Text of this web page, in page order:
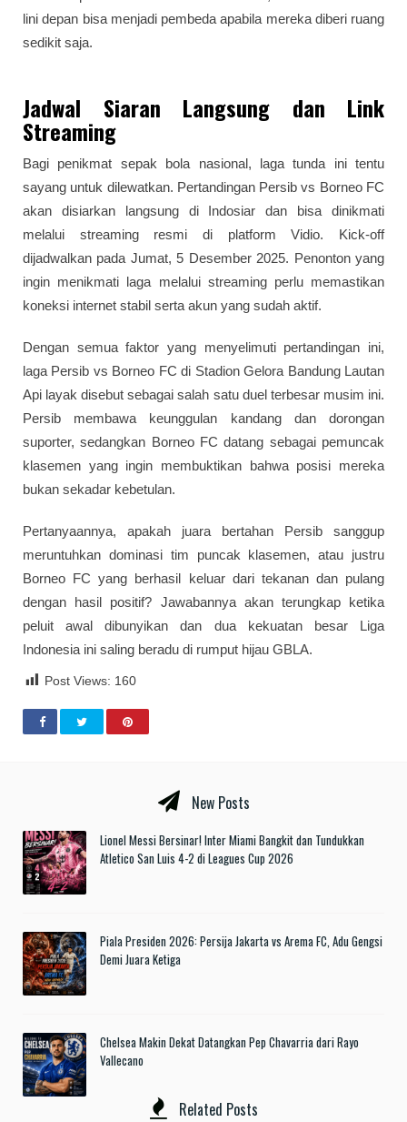
lini depan bisa menjadi pembeda apabila mereka diberi ruang
sedikit saja.
Jadwal Siaran Langsung dan Link
Streaming
Bagi penikmat sepak bola nasional, laga tunda ini tentu
sayang untuk dilewatkan. Pertandingan Persib vs Borneo FC
akan disiarkan langsung di Indosiar dan bisa dinikmati
melalui streaming resmi di platform Vidio. Kick-off
dijadwalkan pada Jumat, 5 Desember 2025. Penonton yang
ingin menikmati laga melalui streaming perlu memastikan
koneksi internet stabil serta akun yang sudah aktif.
Dengan semua faktor yang menyelimuti pertandingan ini,
laga Persib vs Borneo FC di Stadion Gelora Bandung Lautan
Api layak disebut sebagai salah satu duel terbesar musim ini.
Persib membawa keunggulan kandang dan dorongan
suporter, sedangkan Borneo FC datang sebagai pemuncak
klasemen yang ingin membuktikan bahwa posisi mereka
bukan sekadar kebetulan.
Pertanyaannya, apakah juara bertahan Persib sanggup
meruntuhkan dominasi tim puncak klasemen, atau justru
Borneo FC yang berhasil keluar dari tekanan dan pulang
dengan hasil positif? Jawabannya akan terungkap ketika
peluit awal dibunyikan dan dua kekuatan besar Liga
Indonesia ini saling beradu di rumput hijau GBLA.
Post Views: 160
New Posts
Lionel Messi Bersinar! Inter Miami Bangkit dan Tundukkan
Atletico San Luis 4-2 di Leagues Cup 2026
Piala Presiden 2026: Persija Jakarta vs Arema FC, Adu Gengsi
Demi Juara Ketiga
Chelsea Makin Dekat Datangkan Pep Chavarria dari Rayo
Vallecano
Related Posts